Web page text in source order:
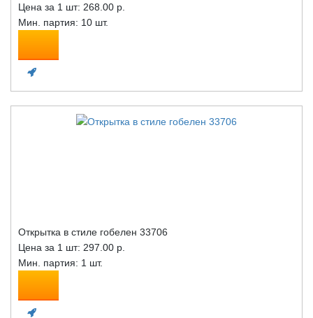
Цена за 1 шт: 268.00 р.
Мин. партия: 10 шт.
Открытка в стиле гобелен 33706
Цена за 1 шт: 297.00 р.
Мин. партия: 1 шт.